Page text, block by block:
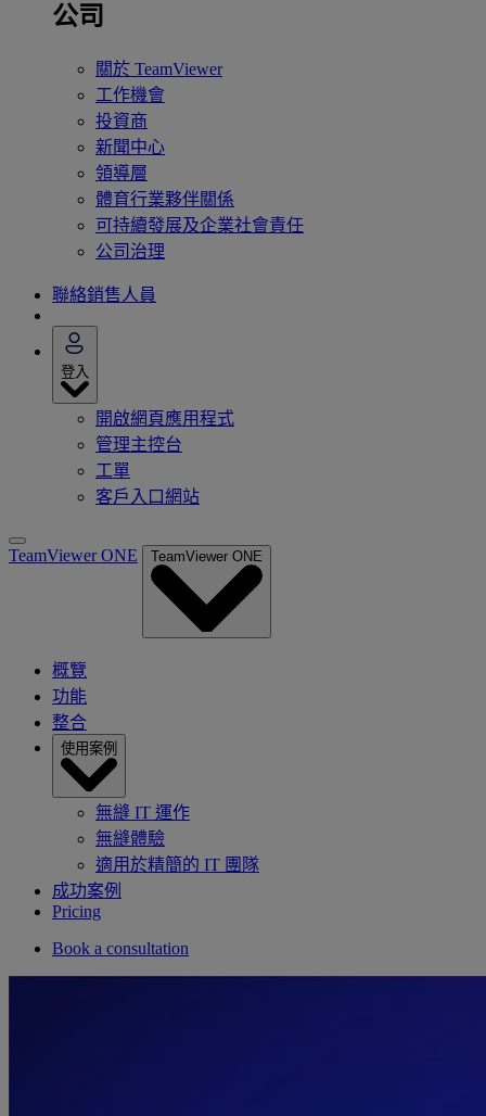
公司
關於 TeamViewer
工作機會
投資商
新聞中心
領導層
體育行業夥伴關係
可持續發展及企業社會責任
公司治理
聯絡銷售人員
登入
開啟網頁應用程式
管理主控台
工單
客戶入口網站
TeamViewer ONE TeamViewer ONE
概覽
功能
整合
使用案例
無縫 IT 運作
無縫體驗
適用於精簡的 IT 團隊
成功案例
Pricing
Book a consultation